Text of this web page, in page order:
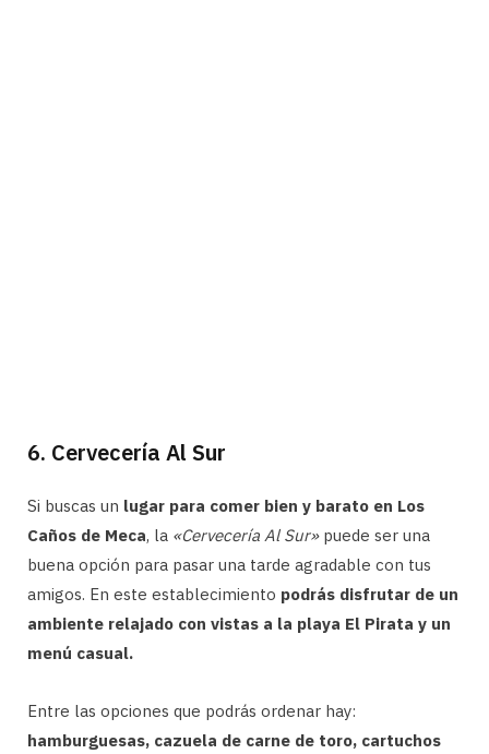
6. Cervecería Al Sur
Si buscas un lugar para comer bien y barato en Los
Caños de Meca, la «Cervecería Al Sur»puede ser una
buena opción para pasar una tarde agradable con tus
amigos. En este establecimiento podrás disfrutar de un
ambiente relajado con vistas a la playa El Pirata y un
menú casual.
Entre las opciones que podrás ordenar hay:
hamburguesas, cazuela de carne de toro, cartuchos